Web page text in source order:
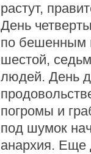
растут,
День
по бешенным
шестой,
людей. День
погромы и
под шумок
анархия. Еще